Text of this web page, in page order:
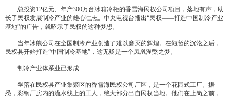
总投资12亿元、年产300万台冰箱冷柜的香雪海民权公司项目，落地有声，助
长了民权发展制冷产业的雄心壮志。中央电视台播出“民权——打造中国制冷产业
基地”的广告，就昭示了民权的这种梦想。
当年冰熊公司在全国制冷产业创造了难以磨灭的辉煌。在短暂的沉沦之后，
民权县开始打造“中国制冷基地”，这无疑是一个凤凰涅槃之梦。
制冷产业体系业已形成
坐落在民权县产业集聚区的香雪海民权公司厂区，是一个花园式工厂。据
悉，彩钢厂房内的流水线上的工人，绝大部分出自民权当地。他们在上岗之前，